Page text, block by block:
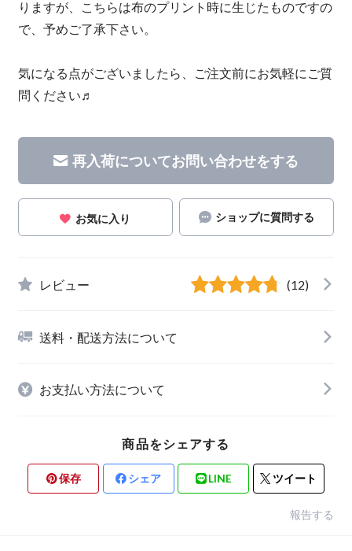
りますが、こちらは布のプリント時に生じたものですの
で、予めご了承下さい。
気になる点がございましたら、ご注文前にお気軽にご質
問ください♬
再入荷についてお問い合わせをする
お気に入り ショップに質問する
レビュー (12)
送料・配送方法について
お支払い方法について
商品をシェアする
保存 シェア LINE ツイート
報告する